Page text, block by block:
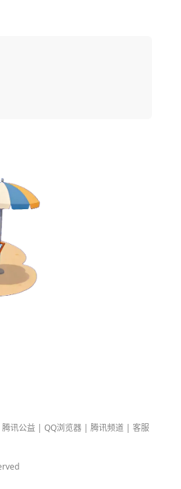
腾讯公益 | QQ浏览器 | 腾讯频道 | 客服